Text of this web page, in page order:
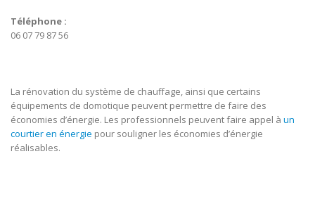
Téléphone :
06 07 79 87 56
La rénovation du système de chauffage, ainsi que certains
équipements de domotique peuvent permettre de faire des
économies d’énergie. Les professionnels peuvent faire appel à un
courtier en énergie pour souligner les économies d’énergie
réalisables.